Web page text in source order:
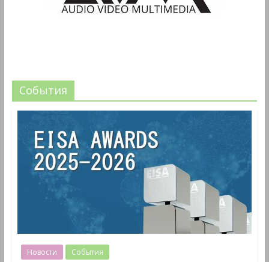
События
Новости События